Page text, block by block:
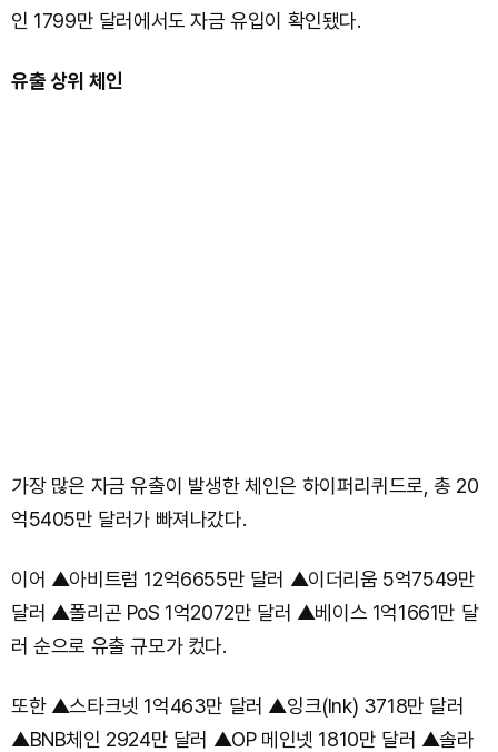
인 1799만 달러에서도 자금 유입이 확인됐다.
유출 상위 체인
가장 많은 자금 유출이 발생한 체인은 하이퍼리퀴드로, 총 20
억5405만 달러가 빠져나갔다.
이어 ▲아비트럼 12억6655만 달러 ▲이더리움 5억7549만
달러 ▲폴리곤 PoS 1억2072만 달러 ▲베이스 1억1661만 달
러 순으로 유출 규모가 컸다.
또한 ▲스타크넷 1억463만 달러 ▲잉크(Ink) 3718만 달러
▲BNB체인 2924만 달러 ▲OP 메인넷 1810만 달러 ▲솔라